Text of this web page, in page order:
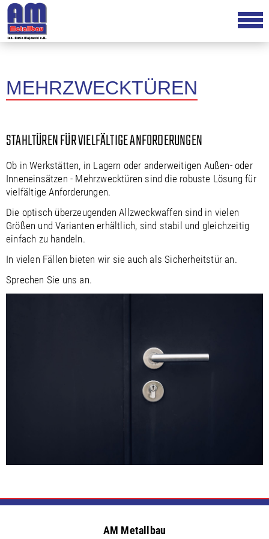
MEHRZWECKTÜREN
STAHLTÜREN FÜR VIELFÄLTIGE ANFORDERUNGEN
Ob in Werkstätten, in Lagern oder anderweitigen Außen- oder
Inneneinsätzen - Mehrzwecktüren sind die robuste Lösung für
vielfältige Anforderungen.
Die optisch überzeugenden Allzweckwaffen sind in vielen
Größen und Varianten erhältlich, sind stabil und gleichzeitig
einfach zu handeln.
In vielen Fällen bieten wir sie auch als Sicherheitstür an.
Sprechen Sie uns an.
AM Metallbau